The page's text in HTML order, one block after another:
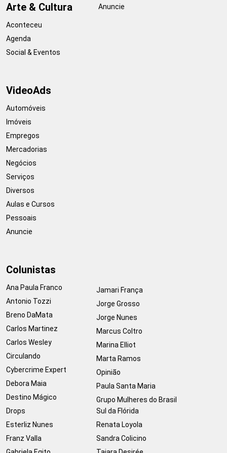
Arte & Cultura
Aconteceu
Agenda
Social & Eventos
Anuncie
VideoAds
Automóveis
Imóveis
Empregos
Mercadorias
Negócios
Serviços
Diversos
Aulas e Cursos
Pessoais
Anuncie
Colunistas
Ana Paula Franco
Antonio Tozzi
Breno DaMata
Carlos Martinez
Carlos Wesley
Circulando
Cybercrime Expert
Debora Maia
Destino Mágico
Drops
Esterliz Nunes
Franz Valla
Jamari França
Jorge Grosso
Jorge Nunes
Marcus Coltro
Marina Elliot
Marta Ramos
Opinião
Paula Santa Maria
Grupo Mulheres do Brasil
Sul da Flórida
Renata Loyola
Sandra Colicino